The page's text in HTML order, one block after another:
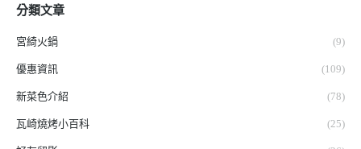
分類文章
宮綺火鍋 (9)
優惠資訊 (109)
新菜色介紹 (78)
瓦崎燒烤小百科 (25)